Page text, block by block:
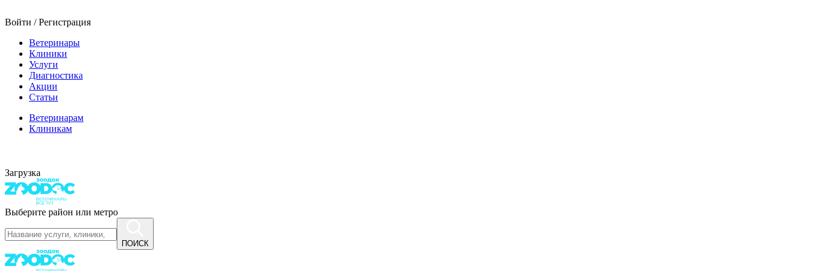
Войти / Регистрация
Ветеринары
Клиники
Услуги
Диагностика
Акции
Статьи
Ветеринарам
Клиникам
Загрузка
Выберите район или метро
ПОИСК